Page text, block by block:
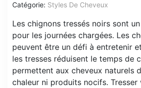
Catégorie: Styles De Cheveux
Les chignons tressés noirs sont
pour les journées chargées. Les
peuvent être un défi à entretenir
les tresses réduisent le temps de
permettent aux cheveux naturels
chaleur ni produits nocifs. Tresser